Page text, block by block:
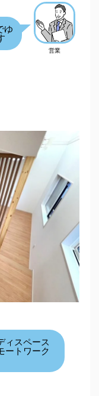
営業
ゆ
ィスペース
ートワーク